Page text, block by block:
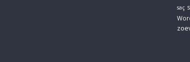
saç